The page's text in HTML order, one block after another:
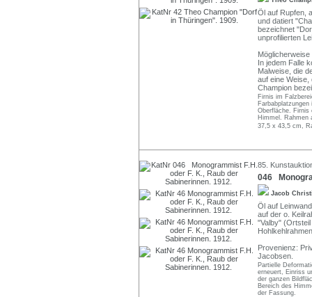
Öl auf Rupfen,
und datiert
bezeichnet
unprofilierten
In jedem Falle
Malweise, die
auf eine
Champion
Firnis im
Oberfläche. Firnis
Himmel. Rahmen
37,5 x 43,5 cm,
85.
046
Jacob
Öl auf
auf der o.
"Valby"
Provenienz:
Jacobsen.
Partielle
erneuert, Einriss
der ganzen
Bereich des
der Fassung.